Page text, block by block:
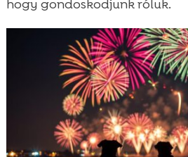
hogy gondoskodjunk róluk.